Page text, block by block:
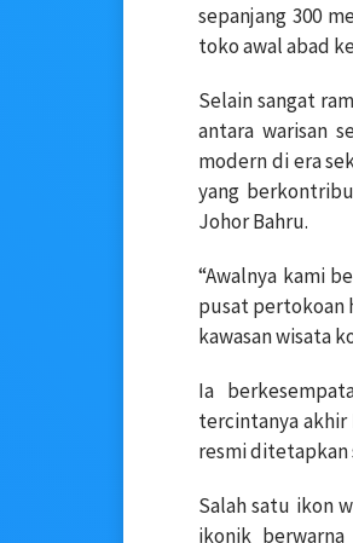
sepanjang 300
toko awal abad
Selain sangat
antara warisan
modern di era
yang
Johor Bahru.
“Awalnya kami
pusat pertokoan
kawasan wisata
Ia
tercintanya akhir
resmi ditetapkan
Salah satu ikon
ikonik